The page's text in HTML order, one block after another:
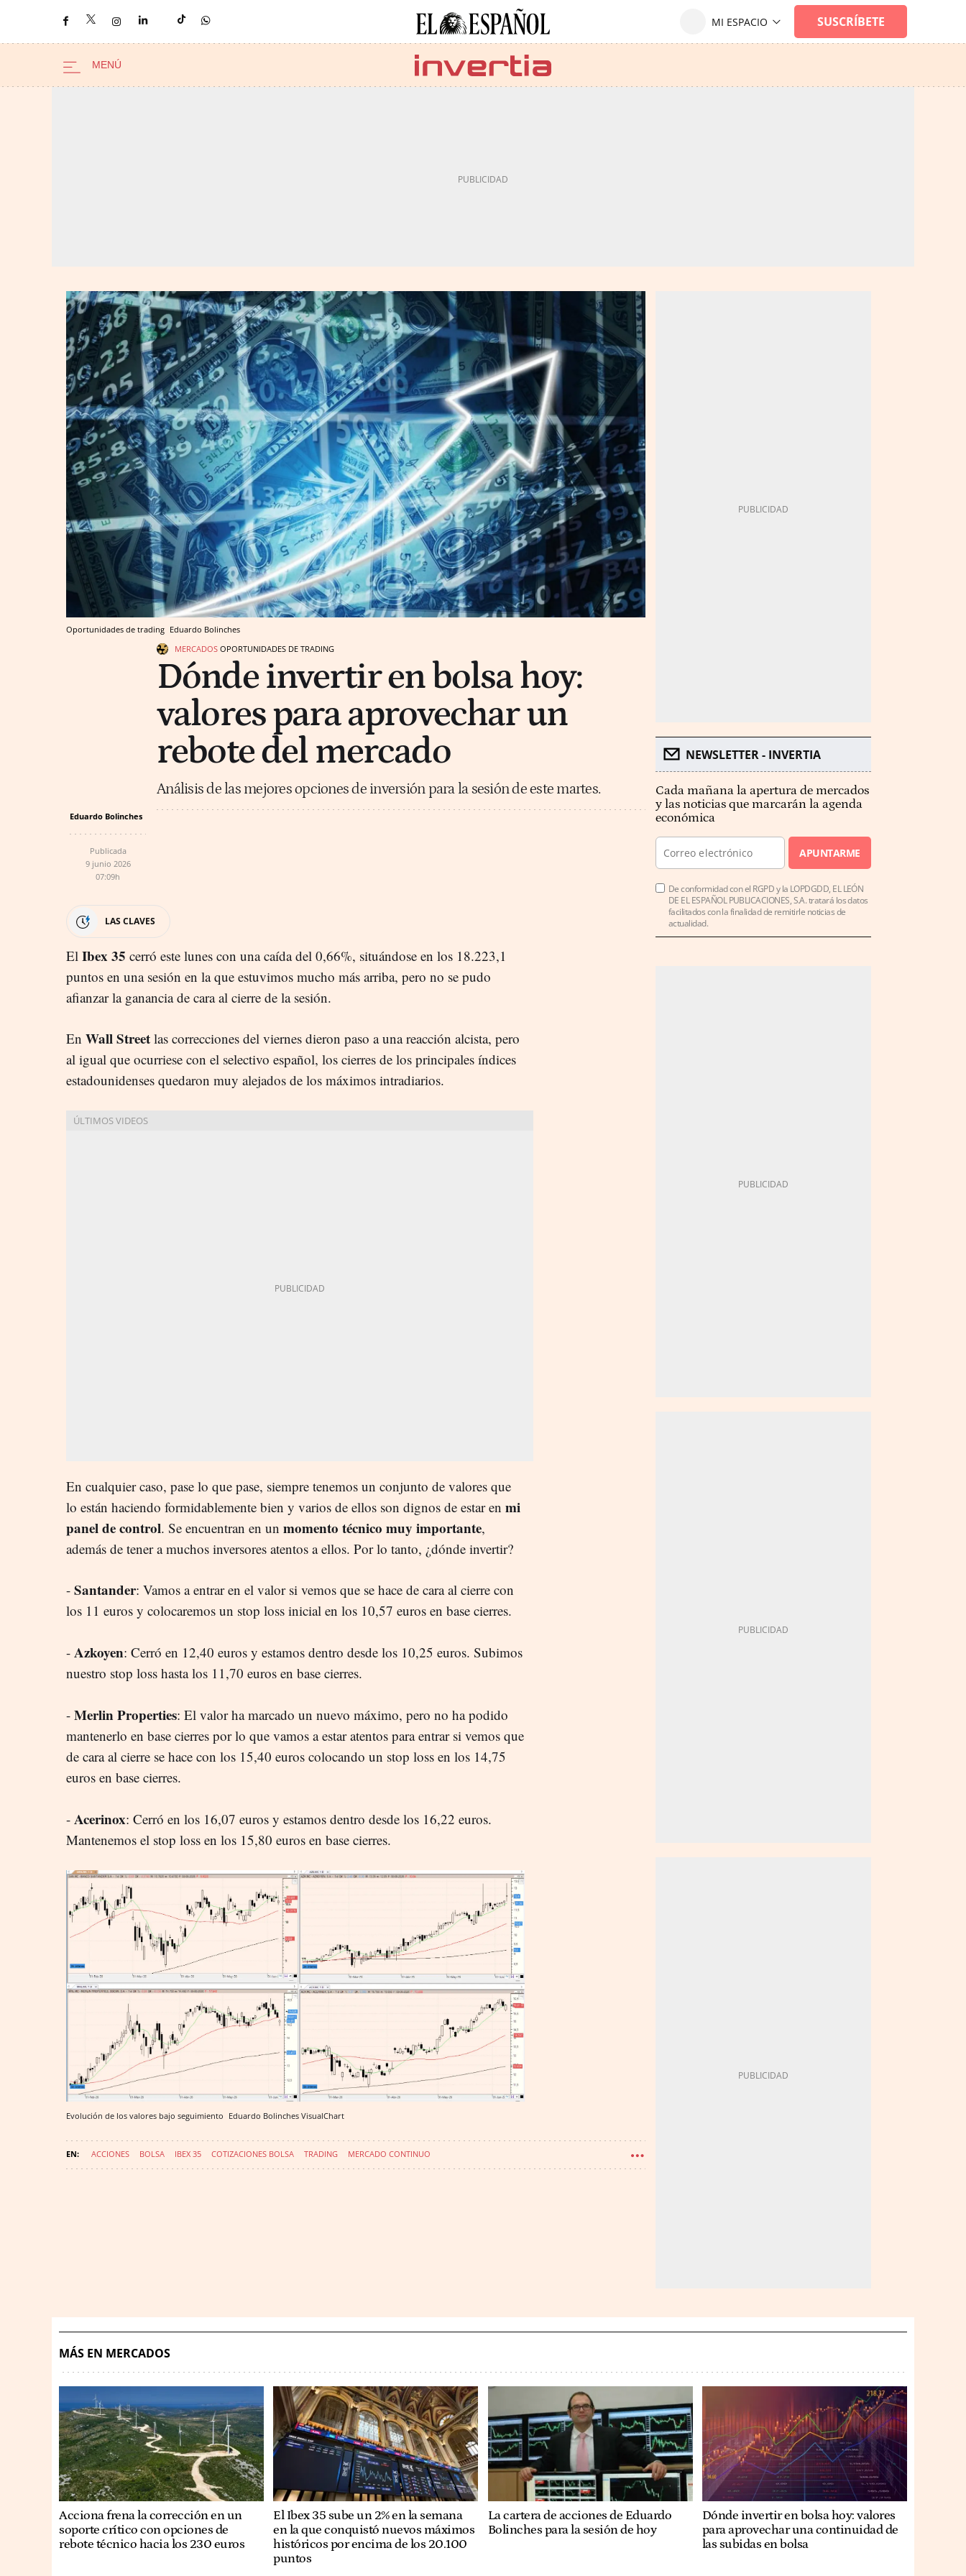
Oportunidades de trading Eduardo Bolinches
MERCADOS OPORTUNIDADES DE TRADING
Dónde invertir en bolsa hoy:
valores para aprovechar un
rebote del mercado
Análisis de las mejores opciones de inversión para la sesión de este martes.
Eduardo Bolinches
Publicada
9 junio 2026
07:09h
LAS CLAVES
El Ibex 35 cerró este lunes con una caída del 0,66%, situándose en los 18.223,1
puntos en una sesión en la que estuvimos mucho más arriba, pero no se pudo
afianzar la ganancia de cara al cierre de la sesión.
En Wall Street las correcciones del viernes dieron paso a una reacción alcista, pero
al igual que ocurriese con el selectivo español, los cierres de los principales índices
estadounidenses quedaron muy alejados de los máximos intradiarios.
En cualquier caso, pase lo que pase, siempre tenemos un conjunto de valores que
lo están haciendo formidablemente bien y varios de ellos son dignos de estar en mi
panel de control. Se encuentran en un momento técnico muy importante,
además de tener a muchos inversores atentos a ellos. Por lo tanto, ¿dónde invertir?
- Santander: Vamos a entrar en el valor si vemos que se hace de cara al cierre con
los 11 euros y colocaremos un stop loss inicial en los 10,57 euros en base cierres.
- Azkoyen: Cerró en 12,40 euros y estamos dentro desde los 10,25 euros. Subimos
nuestro stop loss hasta los 11,70 euros en base cierres.
- Merlin Properties: El valor ha marcado un nuevo máximo, pero no ha podido
mantenerlo en base cierres por lo que vamos a estar atentos para entrar si vemos que
de cara al cierre se hace con los 15,40 euros colocando un stop loss en los 14,75
euros en base cierres.
- Acerinox: Cerró en los 16,07 euros y estamos dentro desde los 16,22 euros.
Mantenemos el stop loss en los 15,80 euros en base cierres.
Evolución de los valores bajo seguimiento Eduardo Bolinches VisualChart
ACCIONES BOLSA IBEX 35 COTIZACIONES BOLSA TRADING MERCADO CONTINUO
NEWSLETTER - INVERTIA
Cada mañana la apertura de mercados
y las noticias que marcarán la agenda
económica
APUNTARME
De conformidad con el RGPD y la LOPDGDD, EL LEÓN
DE EL ESPAÑOL PUBLICACIONES, S.A. tratará los datos
facilitados con la finalidad de remitirle noticias de
actualidad.
MÁS EN MERCADOS
Acciona frena la corrección en un
soporte crítico con opciones de
rebote técnico hacia los 230 euros
El Ibex 35 sube un 2% en la semana
en la que conquistó nuevos máximos
históricos por encima de los 20.100
puntos
La cartera de acciones de Eduardo
Bolinches para la sesión de hoy
Dónde invertir en bolsa hoy: valores
para aprovechar una continuidad de
las subidas en bolsa